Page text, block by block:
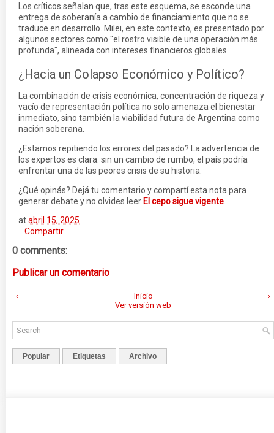
Los críticos señalan que, tras este esquema, se esconde una
entrega de soberanía a cambio de financiamiento que no se
traduce en desarrollo. Milei, en este contexto, es presentado por
algunos sectores como "el rostro visible de una operación más
profunda", alineada con intereses financieros globales.
¿Hacia un Colapso Económico y Político?
La combinación de crisis económica, concentración de riqueza y
vacío de representación política no solo amenaza el bienestar
inmediato, sino también la viabilidad futura de Argentina como
nación soberana.
¿Estamos repitiendo los errores del pasado? La advertencia de
los expertos es clara: sin un cambio de rumbo, el país podría
enfrentar una de las peores crisis de su historia.
¿Qué opinás? Dejá tu comentario y compartí esta nota para
generar debate y no olvides leer El cepo sigue vigente
atabril 15, 2025
Compartir
0 comments:
Publicar un comentario
‹ ›
Inicio
Ver versión web
Popular Etiquetas Archivo